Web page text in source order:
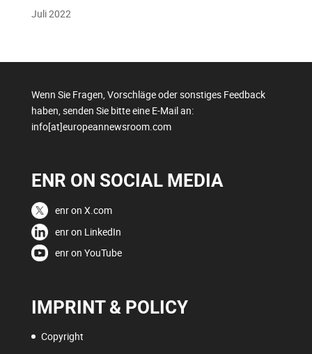
Juli 2022
Wenn Sie Fragen, Vorschläge oder sonstiges Feedback
haben, senden Sie bitte eine E-Mail an:
info[at]europeannewsroom.com
ENR ON SOCIAL MEDIA
enr on X.com
enr on LinkedIn
enr on YouTube
IMPRINT & POLICY
Copyright